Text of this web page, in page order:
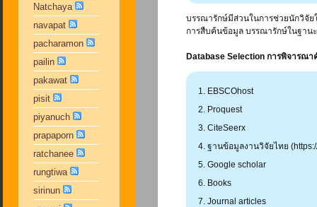
Natchaya
navapat
pacharamon
pailin
pakawat
pisit
piyanuch
prapaporn
ratchanee
rungtiwa
sirinun
บรรณารักษ์มีส่วนในการช่วยนักวิจั
การสืบค้นข้อมูล บรรณารักษ์ในฐาน
Database Selection การพิจารณ
EBSCOhost
Proquest
CiteSeerx
ฐานข้อมูลงานวิจัยไทย
Google scholar
Books
Journal articles